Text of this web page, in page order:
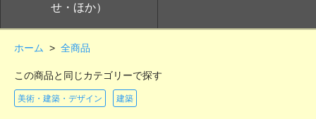
せ・ほか）
ホーム > 全商品
この商品と同じカテゴリーで探す
美術・建築・デザイン 建築